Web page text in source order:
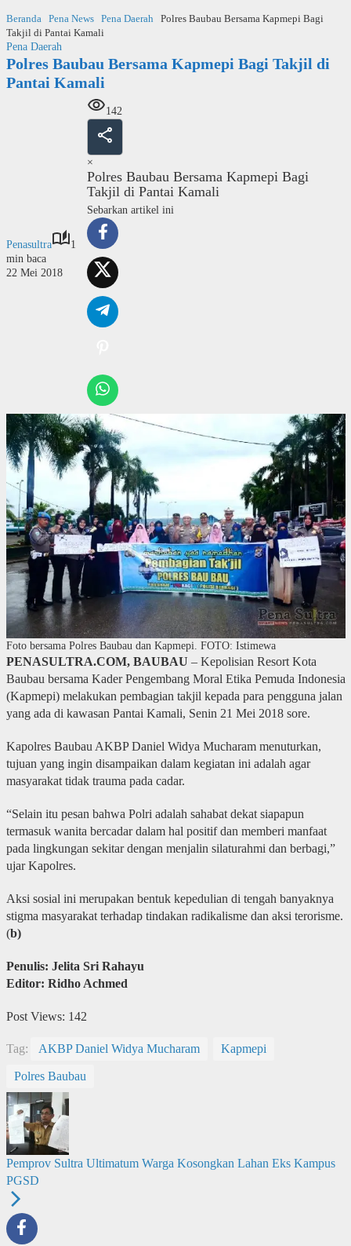
ke
konten
Beranda Pena News Pena Daerah
Polres Baubau Bersama Kapmepi Bagi
Takjil di Pantai Kamali
Pena Daerah
Polres Baubau Bersama Kapmepi Bagi Takjil di
Pantai Kamali
Penasultra
1
min baca
22 Mei 2018
142
×
Polres Baubau Bersama Kapmepi Bagi
Takjil di Pantai Kamali
Sebarkan artikel ini
Foto bersama Polres Baubau dan Kapmepi. FOTO: Istimewa
PENASULTRA.COM, BAUBAU – Kepolisian Resort Kota
Baubau bersama Kader Pengembang Moral Etika Pemuda Indonesia
(Kapmepi) melakukan pembagian takjil kepada para pengguna jalan
yang ada di kawasan Pantai Kamali, Senin 21 Mei 2018 sore.
Kapolres Baubau AKBP Daniel Widya Mucharam menuturkan,
tujuan yang ingin disampaikan dalam kegiatan ini adalah agar
masyarakat tidak trauma pada cadar.
“Selain itu pesan bahwa Polri adalah sahabat dekat siapapun
termasuk wanita bercadar dalam hal positif dan memberi manfaat
pada lingkungan sekitar dengan menjalin silaturahmi dan berbagi,”
ujar Kapolres.
Aksi sosial ini merupakan bentuk kepedulian di tengah banyaknya
stigma masyarakat terhadap tindakan radikalisme dan aksi terorisme.
(b)
Penulis: Jelita Sri Rahayu
Editor: Ridho Achmed
Post Views: 142
Tag: AKBP Daniel Widya Mucharam Kapmepi
Polres Baubau
Pemprov Sultra Ultimatum Warga Kosongkan Lahan Eks Kampus
PGSD